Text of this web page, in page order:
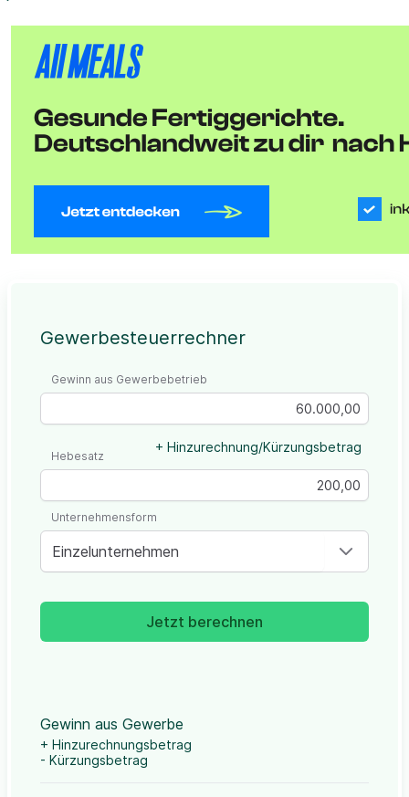
Gewerbesteuerrechner
Gewinn aus Gewerbebetrieb
+ Hinzurechnung/Kürzungsbetrag
Hebesatz
Einzelunternehmen
Unternehmensform
Jetzt berechnen
Gewinn aus Gewerbe
+ Hinzurechnungsbetrag
- Kürzungsbetrag